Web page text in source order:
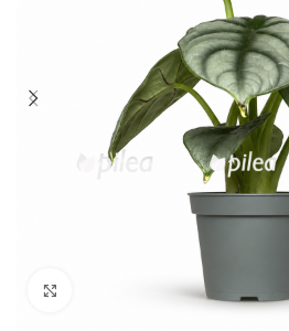
Нажмите, чтобы увеличить